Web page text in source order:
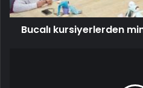
Bucalı kursiyerlerden